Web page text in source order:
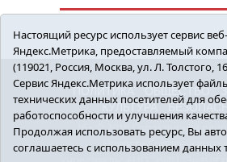
ПОЛИТИКА ОБЩЕСТВО
КУЛЬТУРА
16+ © 2018 Сорокинский
Новости Сорокинского
Настоящий ресурс использует сервис
Яндекс.Метрика, предоставляемый
(119021, Россия, Москва, ул. Л. Толстого,
Сервис Яндекс.Метрика использует
технических данных посетителей для
работоспособности и улучшения
Продолжая использовать ресурс, Вы
соглашаетесь с использованием данных